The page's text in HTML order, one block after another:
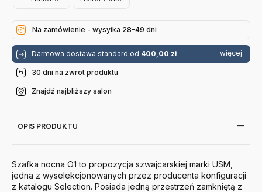
Na zamówienie - wysyłka 28-49 dni
Darmowa dostawa standard od 400,00 zł więcej
30 dni na zwrot produktu
Znajdź najbliższy salon
OPIS PRODUKTU
Szafka nocna O1 to propozycja szwajcarskiej marki USM
jedna z wyselekcjonowanych przez producenta konfiguracji
z katalogu Selection. Posiada jedną przestrzeń zamkniętą z